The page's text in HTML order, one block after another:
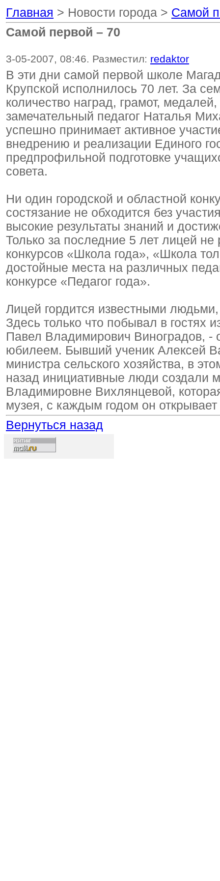
Главная > Новости города > Самой
Самой первой – 70
3-05-2007, 08:46. Разместил: redaktor
В эти дни самой первой школе
Крупской исполнилось 70 лет. За
количество наград, грамот,
замечательный педагог Наталья
успешно принимает активное
внедрению и реализации Единого
предпрофильной подготовке
совета.
Ни один городской и областной
состязание не обходится без
высокие результаты знаний и
Только за последние 5 лет лицей
конкурсов «Школа года», «Школа
достойные места на различных
конкурсе «Педагог года».
Лицей гордится известными людьми,
Здесь только что побывал в гостях
Павел Владимирович Виноградов, -
юбилеем. Бывший ученик Алексей
министра сельского хозяйства, в
назад инициативные люди создали
Владимировне Вихлянцевой,
музея, с каждым годом он
Вернуться назад